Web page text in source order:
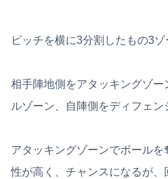
ピッチを横に3分割したもの3ゾ
相手陣地側をアタッキングゾ
ルゾーン、自陣側をディフェン
アタッキングゾーンでボール
性が高く、チャンスになるが